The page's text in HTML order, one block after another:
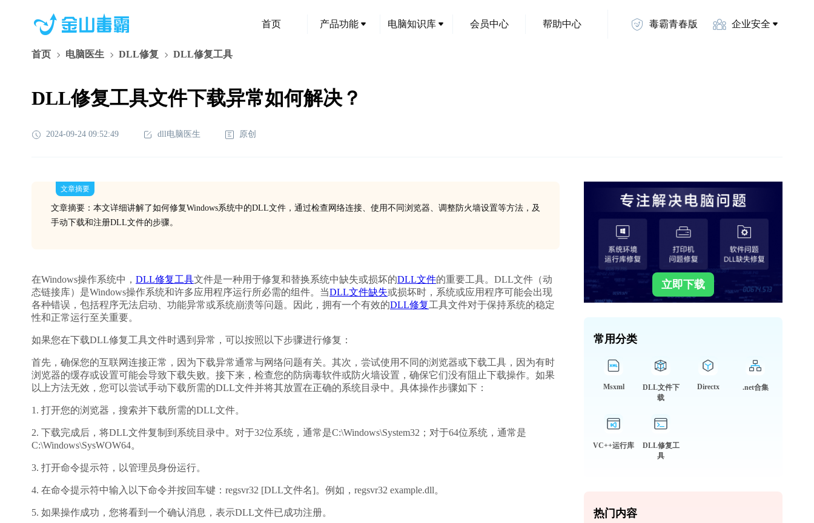
首页 产品功能 电脑知识库 会员中心 帮助中心 毒霸青春版 企业安全
首页 电脑医生 DLL修复 DLL修复工具
DLL修复工具文件下载异常如何解决？
2024-09-24 09:52:49 dll电脑医生 原创
文章摘要
文章摘要：本文详细讲解了如何修复Windows系统中的DLL文件，通过检查网络连接、使用不同浏览器、调整防火墙设置等方法，及
手动下载和注册DLL文件的步骤。
在Windows操作系统中， DLL修复工具文件是一种用于修复和替换系统中缺失或损坏的DLL文件的重要工具。DLL文件（动
态链接库）是Windows操作系统和许多应用程序运行所必需的组件。当DLL文件缺失或损坏时，系统或应用程序可能会出现
各种错误，包括程序无法启动、功能异常或系统崩溃等问题。因此，拥有一个有效的DLL修复工具文件对于保持系统的稳定
性和正常运行至关重要。
如果您在下载DLL修复工具文件时遇到异常，可以按照以下步骤进行修复：
首先，确保您的互联网连接正常，因为下载异常通常与网络问题有关。其次，尝试使用不同的浏览器或下载工具，因为有时
浏览器的缓存或设置可能会导致下载失败。接下来，检查您的防病毒软件或防火墙设置，确保它们没有阻止下载操作。如果
以上方法无效，您可以尝试手动下载所需的DLL文件并将其放置在正确的系统目录中。具体操作步骤如下：
1. 打开您的浏览器，搜索并下载所需的DLL文件。
2. 下载完成后，将DLL文件复制到系统目录中。对于32位系统，通常是C:\Windows\System32；对于64位系统，通常是
C:\Windows\SysWOW64。
3. 打开命令提示符，以管理员身份运行。
4. 在命令提示符中输入以下命令并按回车键：regsvr32 [DLL文件名]。例如，regsvr32 example.dll。
5. 如果操作成功，您将看到一个确认消息，表示DLL文件已成功注册。
立即下载
常用分类
Msxml
DLL文件下
载
Directx .net合集
VC++运行库
DLL修复工
具
热门内容